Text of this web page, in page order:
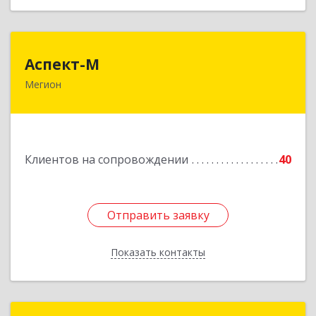
Аспект-М
Мегион
Клиентов на сопровождении 40
Отправить заявку
Показать контакты
628681, Ханты-Мансийский Автономный округ
Отправить заявку
Назад